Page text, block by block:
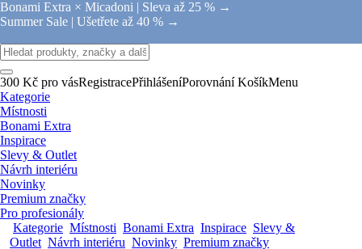
Bonami Extra × Micadoni | Sleva až 25 % →
Summer Sale | Ušetřete až 40 % →
300 Kč pro vásRegistracePřihlášeníPorovnání KošíkMenu
Kategorie
Místnosti
Bonami Extra
Inspirace
Slevy & Outlet
Návrh interiéru
Novinky
Premium značky
Pro profesionály
Kategorie Místnosti Bonami Extra Inspirace Slevy &
Outlet Návrh interiéru Novinky Premium značky